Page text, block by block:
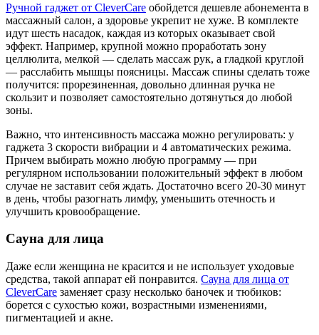
Ручной гаджет от CleverCare обойдется дешевле абонемента в
массажный салон, а здоровье укрепит не хуже. В комплекте
идут шесть насадок, каждая из которых оказывает свой
эффект. Например, крупной можно проработать зону
целлюлита, мелкой — сделать массаж рук, а гладкой круглой
— расслабить мышцы поясницы. Массаж спины сделать тоже
получится: прорезиненная, довольно длинная ручка не
скользит и позволяет самостоятельно дотянуться до любой
зоны.
Важно, что интенсивность массажа можно регулировать: у
гаджета 3 скорости вибрации и 4 автоматических режима.
Причем выбирать можно любую программу — при
регулярном использовании положительный эффект в любом
случае не заставит себя ждать. Достаточно всего 20-30 минут
в день, чтобы разогнать лимфу, уменьшить отечность и
улучшить кровообращение.
Сауна для лица
Даже если женщина не красится и не использует уходовые
средства, такой аппарат ей понравится. Сауна для лица от
CleverCare заменяет сразу несколько баночек и тюбиков:
борется с сухостью кожи, возрастными изменениями,
пигментацией и акне.